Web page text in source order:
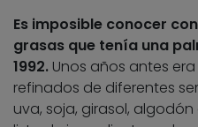
Es imposible conocer
grasas que tenía una
1992. Unos años antes
refinados de diferentes
uva, soja, girasol,